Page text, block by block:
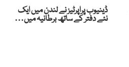
ڈینیوب پراپرٹیز نے لندن میں ایک
نئے دفتر کے ساتھ برطانیہ میں…